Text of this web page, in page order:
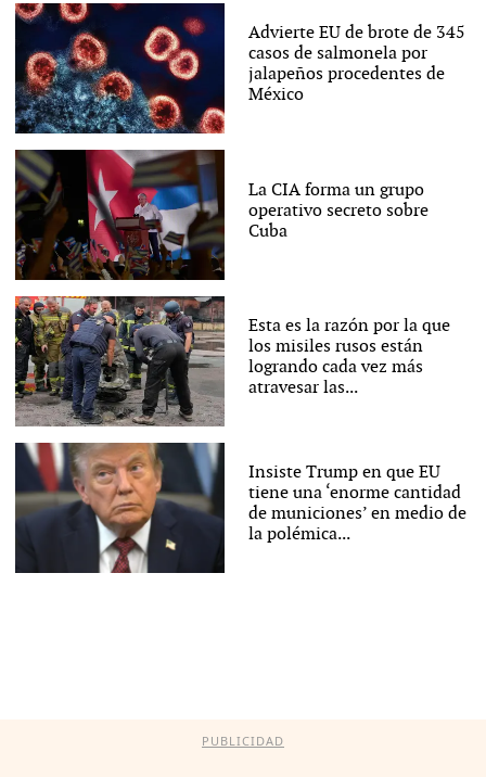
Advierte EU de brote de 345
casos de salmonela por
jalapeños procedentes de
México
La CIA forma un grupo
operativo secreto sobre
Cuba
Esta es la razón por la que
los misiles rusos están
logrando cada vez más
atravesar las...
Insiste Trump en que EU
tiene una ‘enorme cantidad
de municiones’ en medio de
la polémica...
PUBLICIDAD